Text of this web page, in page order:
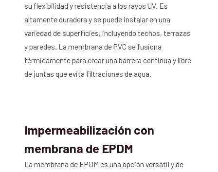
su flexibilidad y resistencia a los rayos UV. Es
altamente duradera y se puede instalar en una
variedad de superficies, incluyendo techos, terrazas
y paredes. La membrana de PVC se fusiona
térmicamente para crear una barrera continua y libre
de juntas que evita filtraciones de agua.
Impermeabilización con
membrana de EPDM
La membrana de EPDM es una opción versátil y de